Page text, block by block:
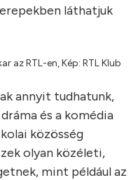
láthatjuk
az RTL-en, Kép: RTL Klub
annyit tudhatunk,
és a komédia
közösség
olyan közéleti,
mint például az